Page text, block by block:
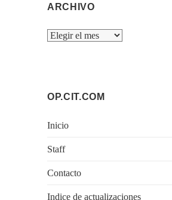
ARCHIVO
Archivo
OP.CIT.COM
Inicio
Staff
Contacto
Indice de actualizaciones